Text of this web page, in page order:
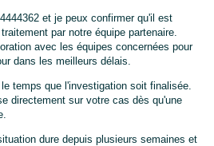
et je peux confirmer qu'il est
par notre équipe partenaire.
avec les équipes concernées pour
dans les meilleurs délais.
temps que l'investigation soit finalisée.
directement sur votre cas dès qu'une
dure depuis plusieurs semaines et